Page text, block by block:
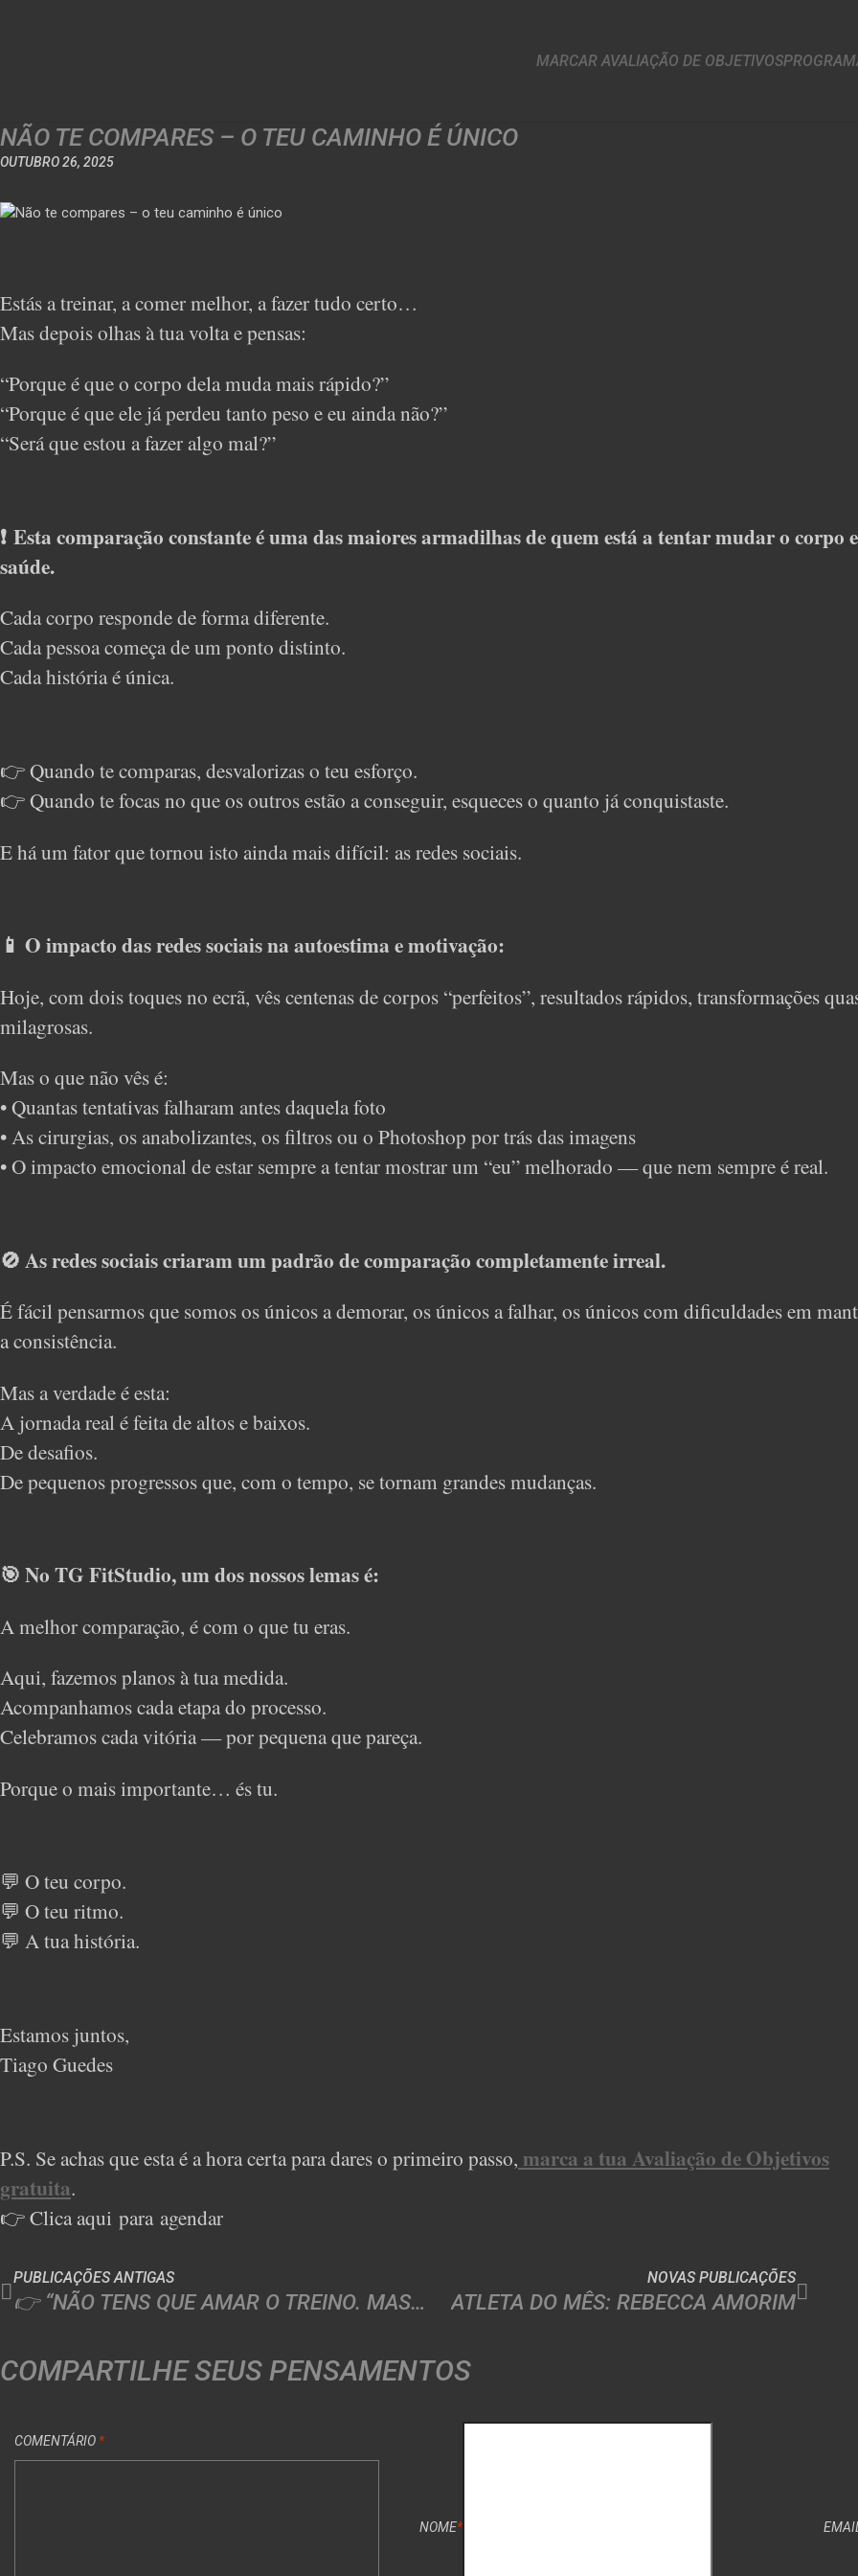
MARCAR AVALIAÇÃO DE OBJETIVOS
NÃO TE COMPARES – O TEU CAMINHO É ÚNICO
OUTUBRO 26, 2025
Estás a treinar, a comer melhor, a fazer tudo certo…
Mas depois olhas à tua volta e pensas:
“Porque é que o corpo dela muda mais rápido?”
“Porque é que ele já perdeu tanto peso e eu ainda não?”
“Será que estou a fazer algo mal?”
❗ Esta comparação constante é uma das maiores armadilhas de quem está a tentar mudar o corpo
saúde.
Cada corpo responde de forma diferente.
Cada pessoa começa de um ponto distinto.
Cada história é única.
👉 Quando te comparas, desvalorizas o teu esforço.
👉 Quando te focas no que os outros estão a conseguir, esqueces o quanto já conquistaste.
E há um fator que tornou isto ainda mais difícil: as redes sociais.
📱 O impacto das redes sociais na autoestima e motivação:
Hoje, com dois toques no ecrã, vês centenas de corpos “perfeitos”, resultados rápidos, transformações
milagrosas.
Mas o que não vês é:
• Quantas tentativas falharam antes daquela foto
• As cirurgias, os anabolizantes, os filtros ou o Photoshop por trás das imagens
• O impacto emocional de estar sempre a tentar mostrar um “eu” melhorado — que nem sempre é real.
🚫 As redes sociais criaram um padrão de comparação completamente irreal.
É fácil pensarmos que somos os únicos a demorar, os únicos a falhar, os únicos com dificuldades em
a consistência.
Mas a verdade é esta:
A jornada real é feita de altos e baixos.
De desafios.
De pequenos progressos que, com o tempo, se tornam grandes mudanças.
🎯 No TG FitStudio, um dos nossos lemas é:
A melhor comparação, é com o que tu eras.
Aqui, fazemos planos à tua medida.
Acompanhamos cada etapa do processo.
Celebramos cada vitória — por pequena que pareça.
Porque o mais importante… és tu.
💬 O teu corpo.
💬 O teu ritmo.
💬 A tua história.
Estamos juntos,
Tiago Guedes
P.S. Se achas que esta é a hora certa para dares o primeiro passo, marca a tua Avaliação de Objetivos
gratuita.
👉 Clica aqui para agendar
👉 “NÃO TENS QUE AMAR O TREINO. MAS DEVES APRENDER A AMAR CUIDAR DE TI.”
PUBLICAÇÕES ANTIGAS
ATLETA DO MÊS: REBECCA AMORIM
NOVAS PUBLICAÇÕES
COMPARTILHE SEUS PENSAMENTOS
COMENTÁRIO *
NOME*